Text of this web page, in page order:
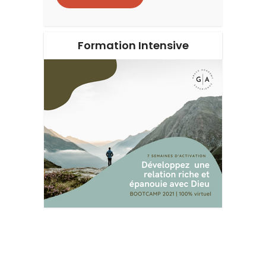
Formation Intensive